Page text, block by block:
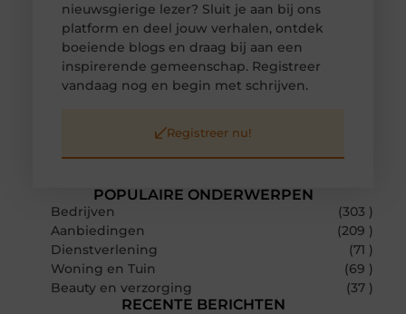
POPULAIRE ONDERWERPEN
Bedrijven
(303 )
Aanbiedingen
(209 )
Dienstverlening
(71 )
Woning en Tuin
(69 )
Beauty en verzorging
(37 )
RECENTE BERICHTEN
nieuwsgierige lezer? Sluit je aan bij ons
platform en deel jouw verhalen, ontdek
boeiende blogs en draag bij aan een
inspirerende gemeenschap. Registreer
vandaag nog en begin met schrijven.
Registreer nu!